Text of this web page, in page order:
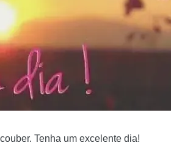
Tenha um excelente dia!